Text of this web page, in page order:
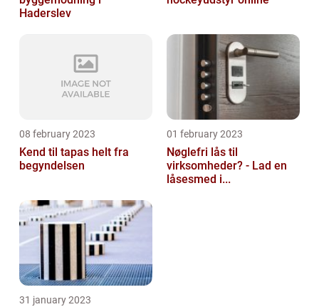
Haderslev
08 february 2023
Kend til tapas helt fra
begyndelsen
01 february 2023
Nøglefri lås til
virksomheder? - Lad en
låsesmed i...
31 january 2023